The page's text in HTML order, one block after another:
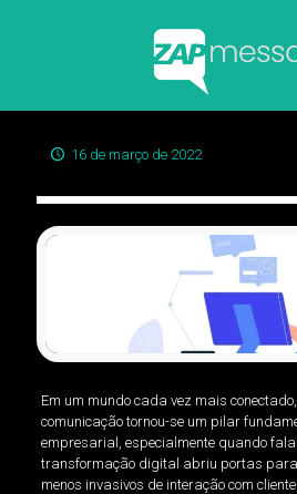
16 de março de 2022
Em um mundo cada vez mais
comunicação tornou-se um pilar
empresarial, especialmente quando
transformação digital abriu portas
menos invasivos de interação com